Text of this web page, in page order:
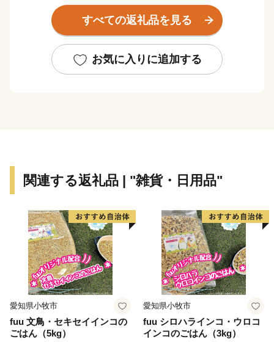
古くから「お札と切手以外は何でも揃う」と言われるほ
また、紙・パルプ製品分野における自治体別「製造品出
今後も適正かつ公正な運営に努めて参りますので、どう
します。
すべての返礼品を見る
お気に入りに追加する
関連する返礼品 | "雑貨・日用品"
愛知県小牧市
fuu 文鳥・セキセイインコの
ごはん（5kg）
愛知県小牧市
fuu シロハラインコ・ウロコ
インコのごはん（3kg）